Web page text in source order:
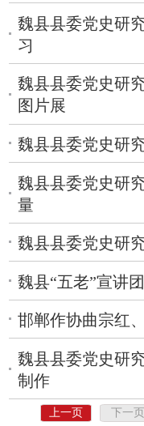
魏县县委党史研
习
魏县县委党史研
图片展
魏县县委党史研
魏县县委党史研
量
魏县县委党史研
魏县“五老”宣讲
邯郸作协曲宗红
魏县县委党史研
制作
上一页 下一页